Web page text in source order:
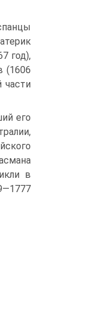
год),
(1606
его
в